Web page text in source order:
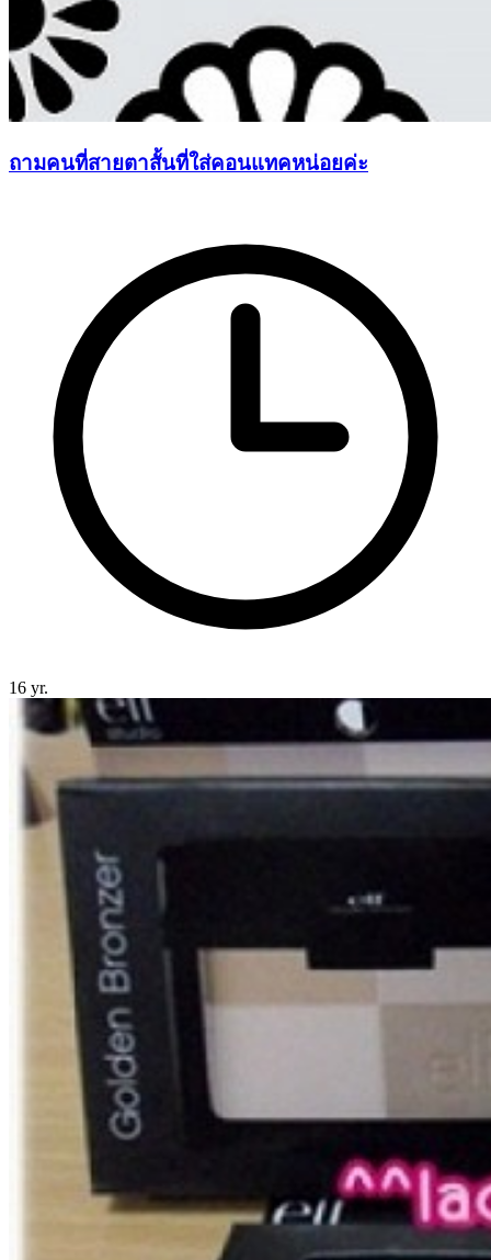
ถามคนที่สายตาสั้นที่ใส่คอนแทคหน่อยค่ะ
16 yr.